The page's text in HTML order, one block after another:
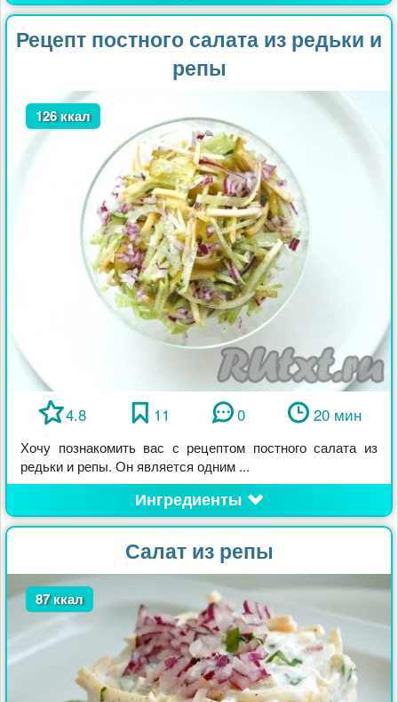
Рецепт постного салата из редьки и
репы
126 ккал
4.8 11 0 20 мин
Хочу познакомить вас с рецептом постного салата из
редьки и репы. Он является одним ...
Ингредиенты
Салат из репы
87 ккал